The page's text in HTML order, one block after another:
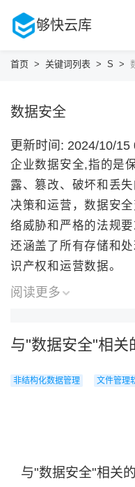
够快云库
首页 > 关键词列表 > S >
数据安全
更新时间: 2024/10/15
企业数据安全,指的是
露、篡改、破坏和丢
决策和运营，数据安
络威胁和严格的法规
还涵盖了所有存储和
识产权和运营数据。
阅读更多
与"数据安全"相关
非结构化数据管理 文件管理
与"数据安全"相关